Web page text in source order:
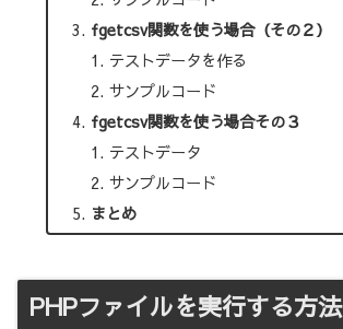
fgetcsv関数を使う場合（その２）
テストデータを作る
サンプルコード
fgetcsv関数を使う場合その３
テストデータ
サンプルコード
まとめ
PHPファイルを実行する方法